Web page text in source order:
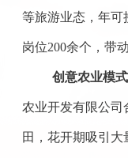
等旅游业态，年可
岗位200余个，带
创意农业模式
农业开发有限公司
田，花开期吸引大